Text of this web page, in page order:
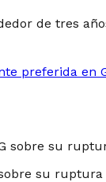
de tres
preferida en
su